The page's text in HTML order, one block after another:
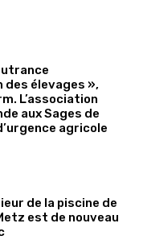
des élevages »,
L’association
aux Sages de
agricole
de la piscine de
est de nouveau